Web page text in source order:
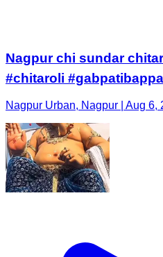
Nagpur chi sundar
#chitaroli #gabpatibappa
Nagpur Urban, Nagpur | Aug 6,